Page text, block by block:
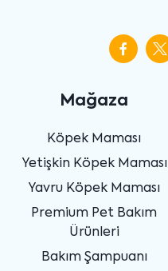
Mağaza
Köpek Maması
Yetişkin Köpek Maması
Yavru Köpek Maması
Premium Pet Bakım
Ürünleri
Bakım Şampuanı